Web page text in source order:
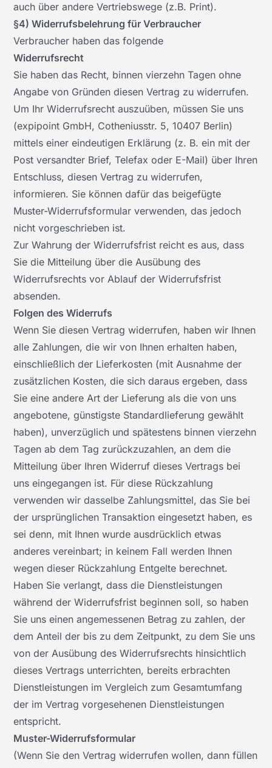
auch über andere Vertriebswege (z.B. Print).
§4) Widerrufsbelehrung für Verbraucher
Verbraucher haben das folgende
Widerrufsrecht
Sie haben das Recht, binnen vierzehn Tagen ohne
Angabe von Gründen diesen Vertrag zu widerrufen.
Um Ihr Widerrufsrecht auszuüben, müssen Sie uns
(expipoint GmbH, Cotheniusstr. 5, 10407 Berlin)
mittels einer eindeutigen Erklärung (z. B. ein mit der
Post versandter Brief, Telefax oder E-Mail) über Ihren
Entschluss, diesen Vertrag zu widerrufen,
informieren. Sie können dafür das beigefügte
Muster-Widerrufsformular verwenden, das jedoch
nicht vorgeschrieben ist.
Zur Wahrung der Widerrufsfrist reicht es aus, dass
Sie die Mitteilung über die Ausübung des
Widerrufsrechts vor Ablauf der Widerrufsfrist
absenden.
Folgen des Widerrufs
Wenn Sie diesen Vertrag widerrufen, haben wir Ihnen
alle Zahlungen, die wir von Ihnen erhalten haben,
einschließlich der Lieferkosten (mit Ausnahme der
zusätzlichen Kosten, die sich daraus ergeben, dass
Sie eine andere Art der Lieferung als die von uns
angebotene, günstigste Standardlieferung gewählt
haben), unverzüglich und spätestens binnen vierzehn
Tagen ab dem Tag zurückzuzahlen, an dem die
Mitteilung über Ihren Widerruf dieses Vertrags bei
uns eingegangen ist. Für diese Rückzahlung
verwenden wir dasselbe Zahlungsmittel, das Sie bei
der ursprünglichen Transaktion eingesetzt haben, es
sei denn, mit Ihnen wurde ausdrücklich etwas
anderes vereinbart; in keinem Fall werden Ihnen
wegen dieser Rückzahlung Entgelte berechnet.
Haben Sie verlangt, dass die Dienstleistungen
während der Widerrufsfrist beginnen soll, so haben
Sie uns einen angemessenen Betrag zu zahlen, der
dem Anteil der bis zu dem Zeitpunkt, zu dem Sie uns
von der Ausübung des Widerrufsrechts hinsichtlich
dieses Vertrags unterrichten, bereits erbrachten
Dienstleistungen im Vergleich zum Gesamtumfang
der im Vertrag vorgesehenen Dienstleistungen
entspricht.
Muster-Widerrufsformular
(Wenn Sie den Vertrag widerrufen wollen, dann füllen